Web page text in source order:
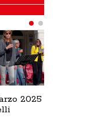
2025